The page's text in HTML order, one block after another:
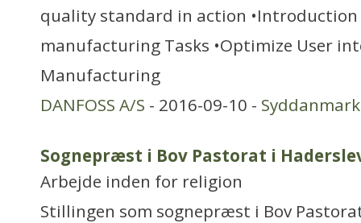
quality standard in action
manufacturing Tasks •Optimize User
Manufacturing
DANFOSS A/S - 2016-09-10 - Syddanmark
Sognepræst i Bov Pastorat i
Arbejde inden for religion
Stillingen som sognepræst i Bov